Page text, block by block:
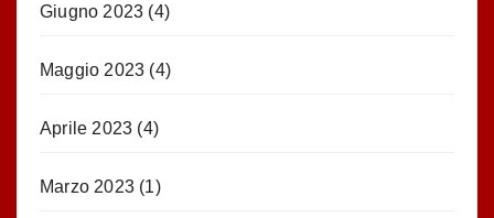
Giugno 2023 (4)
Maggio 2023 (4)
Aprile 2023 (4)
Marzo 2023 (1)